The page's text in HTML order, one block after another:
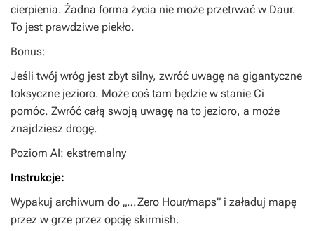
cierpienia. Żadna forma życia nie może przetrwać w Daur.
To jest prawdziwe piekło.
Bonus:
Jeśli twój wróg jest zbyt silny, zwróć uwagę na gigantyczne
toksyczne jezioro. Może coś tam będzie w stanie Ci
pomóc. Zwróć całą swoją uwagę na to jezioro, a może
znajdziesz drogę.
Poziom AI: ekstremalny
Instrukcje:
Wypakuj archiwum do „…Zero Hour/maps” i załaduj mapę
przez w grze przez opcję skirmish.